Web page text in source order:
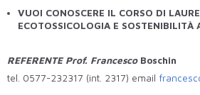
VUOI CONOSCERE IL CORSO DI
ECOTOSSICOLOGIA E SOSTENIBILITÀ
REFERENTE Prof. FrancescoBoschin
tel. 0577-232317 (int. 2317) email